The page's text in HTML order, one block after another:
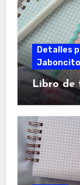
Detalles
Libro de